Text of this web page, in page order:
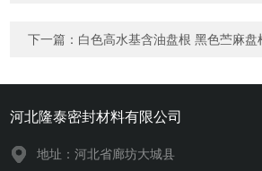
下一篇： 白色高水基含油盘根 黑色苎麻盘
河北隆泰密封材料有限公司
地址：河北省廊坊大城县